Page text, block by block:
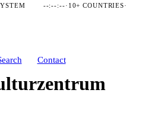
--:--:--· 10+ COUNTRIES·
Contact